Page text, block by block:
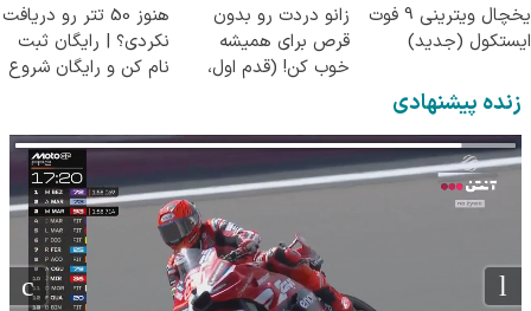
یخچال ویترینی 9 فوت
ایستکول (جدید)
زانو دردت رو بدون
قرص برای همیشه
خوب کن! (قدم اول،
هنوز 50 تتر رو دریافت
نکردی؟ | رایگان ثبت
نام کن و رایگان شروع
زنده پیشنهادی